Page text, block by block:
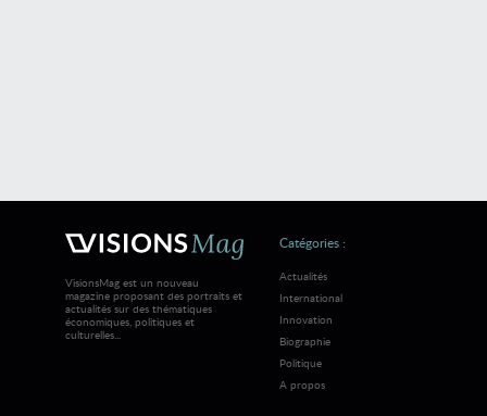
VisionsMag est un nouveau
magazine proposant des portraits et
actualités sur des thématiques
économiques, politiques et
culturelles...
Catégories :
Actualités
International
Innovation
Biographie
Politique
A propos